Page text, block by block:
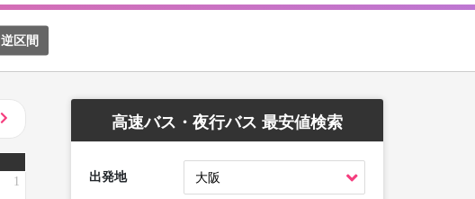
逆区間
1
高速バス・夜行バス 最安値検索
出発地